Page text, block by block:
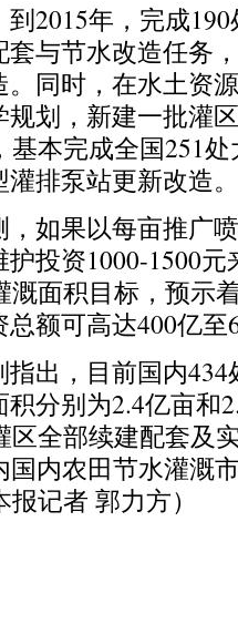
年，完成190
与节水改造任务
同时，在水土资
划，新建一批灌
基本完成全国251
排泵站更新改造。
如果以每亩推广
投资1000-1500
溉面积目标，预示
额可高达400亿至
，目前国内434
分别为2.4亿亩和
区全部续建配套及
国内农田节水灌溉
记者 郭力方）